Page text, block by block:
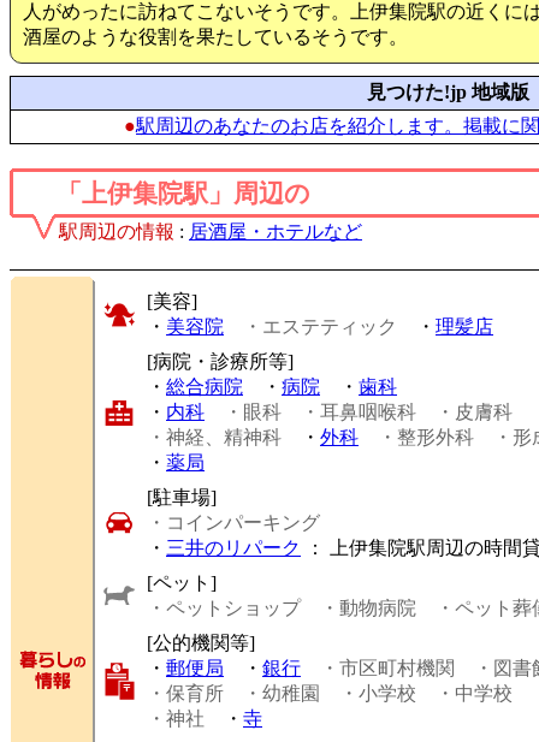
人がめったに訪ねてこないそうです。上伊集院駅の近くに
酒屋のような役割を果たしているそうです。
見つけた!jp 地域版
●駅周辺のあなたのお店を紹介します。掲載に
「上伊集院駅」周辺の
駅周辺の情報 : 居酒屋・ホテルなど
[美容]
・ 美容院 ・エステティック ・ 理髪店
[病院・診療所等]
・ 総合病院 ・ 病院 ・ 歯科
・ 内科 ・眼科 ・耳鼻咽喉科 ・皮膚科
・神経、精神科 ・ 外科 ・整形外科
・
・ 薬局
[駐車場]
・コインパーキング
・ 三井のリパーク
： 上伊集院駅周辺の時間
[ペット]
・ペットショップ
・動物病院
・ペット葬
[公的機関等]
・ 郵便局 ・ 銀行 ・市区町村機関
・図書
・保育所
・幼稚園 ・小学校 ・中学校
・神社 ・ 寺